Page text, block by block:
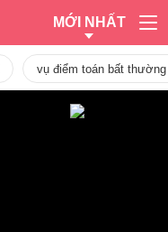
MỚI NHẤT
vụ điểm toán bất